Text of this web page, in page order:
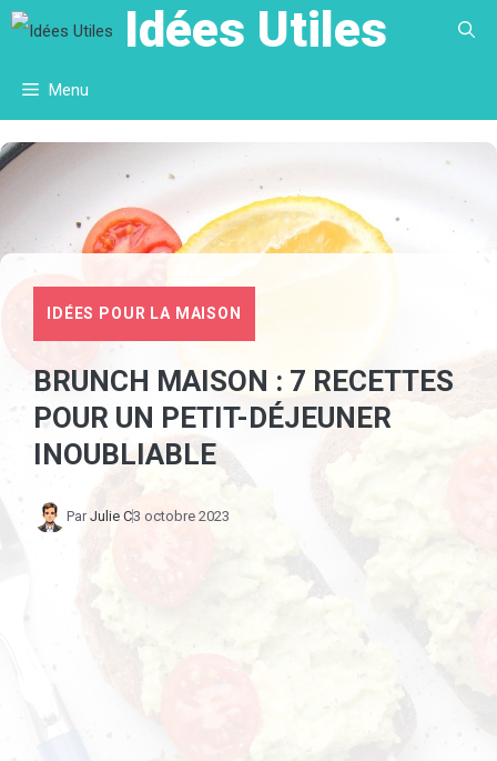
Aller
contenu
Idées Utiles
Menu
IDÉES POUR LA MAISON
BRUNCH MAISON : 7 RECETTES
POUR UN PETIT-DÉJEUNER
INOUBLIABLE
ParJulie C3 octobre 2023